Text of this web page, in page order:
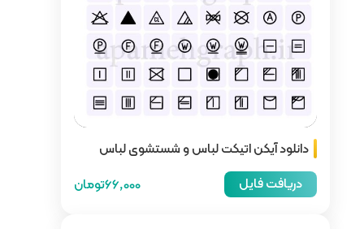
و شستشوی لباس
66,000تومان